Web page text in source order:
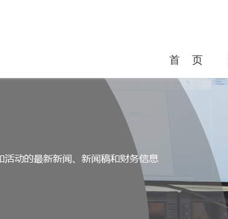
首 页